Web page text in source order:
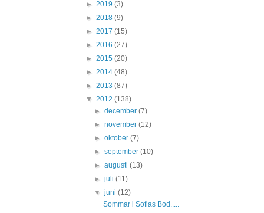
► 2019 (3)
► 2018 (9)
► 2017 (15)
► 2016 (27)
► 2015 (20)
► 2014 (48)
► 2013 (87)
▼ 2012 (138)
►december(7)
►november(12)
►oktober(7)
►september(10)
►augusti(13)
►juli(11)
▼juni(12)
Sommar i Sofias Bod.....